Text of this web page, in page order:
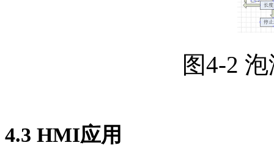
图4-2 泡沫切
4.3 HMI应用